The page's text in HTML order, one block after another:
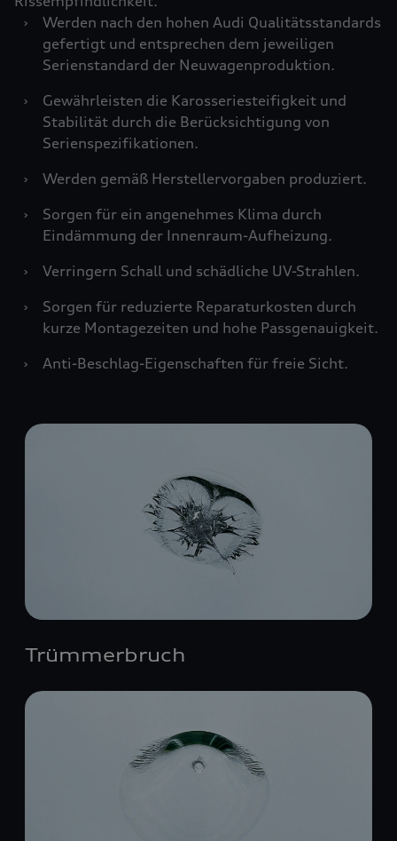
›
Werden nach den hohen Audi Qualitätsstandards
gefertigt und entsprechen dem jeweiligen
Serienstandard der Neuwagenproduktion.
›
Gewährleisten die Karosseriesteifigkeit und
Stabilität durch die Berücksichtigung von
Serienspezifikationen.
›
Werden gemäß Herstellervorgaben produziert.
›
Sorgen für ein angenehmes Klima durch
Eindämmung der Innenraum-Aufheizung.
›
Verringern Schall und schädliche UV-Strahlen.
›
Sorgen für reduzierte Reparaturkosten durch
kurze Montagezeiten und hohe Passgenauigkeit.
›
Anti-Beschlag-Eigenschaften für freie Sicht.
Trümmerbruch